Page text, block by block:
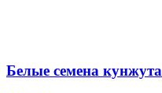
Белые семена кунжута